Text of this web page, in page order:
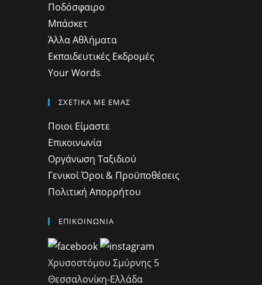
Ποδόσφαιρο
Μπάσκετ
Άλλα Αθλήματα
Εκπαιδευτικές Εκδρομές
Your Words
ΣΧΕΤΙΚΑ ΜΕ ΕΜΑΣ
Ποιοι Είμαστε
Επικοινωνία
Οργάνωση Ταξιδιού
Γενικοί Όροι & Προϋποθέσεις
Πολιτική Απορρήτου
ΕΠΙΚΟΙΝΩΝΙΑ
Χρυσοστόμου Σμύρνης 5
Θεσσαλονίκη-Ελλάδα